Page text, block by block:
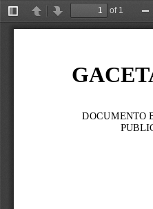
Toggle
Sidebar
PreviousNext
of 1
DOCUMENTO